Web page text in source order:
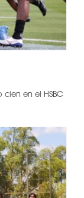
en el HSBC